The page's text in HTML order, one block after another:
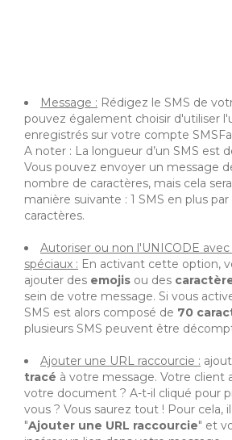
Message : Rédigez le SMS de
pouvez également choisir d'utiliser
enregistrés sur votre compte
A noter : La longueur d’un SMS est
Vous pouvez envoyer un message
nombre de caractères, mais cela
manière suivante : 1 SMS en plus par
caractères.
Autoriser ou non l'UNICODE
spéciaux : En activant cette option,
ajouter des emojis ou des
sein de votre message. Si vous
SMS est alors composé de 70
plusieurs SMS peuvent être
Ajouter une URL raccourcie :
tracé à votre message. Votre client
votre document ? A-t-il cliqué pour
vous ? Vous saurez tout ! Pour cela,
"Ajouter une URL raccourcie" et